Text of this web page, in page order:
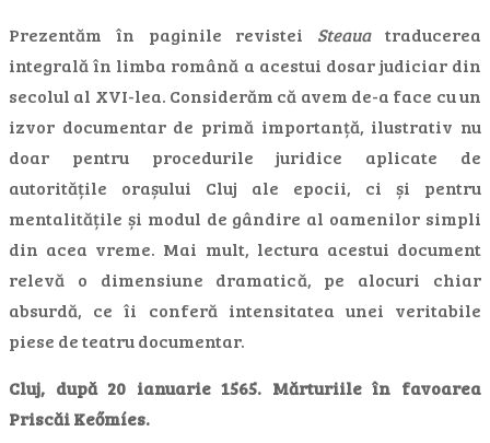
Prezentăm în paginile revistei Steauatraducerea
integrală în limba română a acestui dosar judiciar din
secolul al XVI-lea. Considerăm că avem de-a face cu un
izvor documentar de primă importanță, ilustrativ nu
doar pentru procedurile juridice aplicate de
autoritățile orașului Cluj ale epocii, ci și pentru
mentalitățile și modul de gândire al oamenilor simpli
din acea vreme. Mai mult, lectura acestui document
relevă o dimensiune dramatică, pe alocuri chiar
absurdă, ce îi conferă intensitatea unei veritabile
piese de teatru documentar.
Cluj, după 20 ianuarie 1565. Mărturiile în favoarea
Priscăi Keőmíes.